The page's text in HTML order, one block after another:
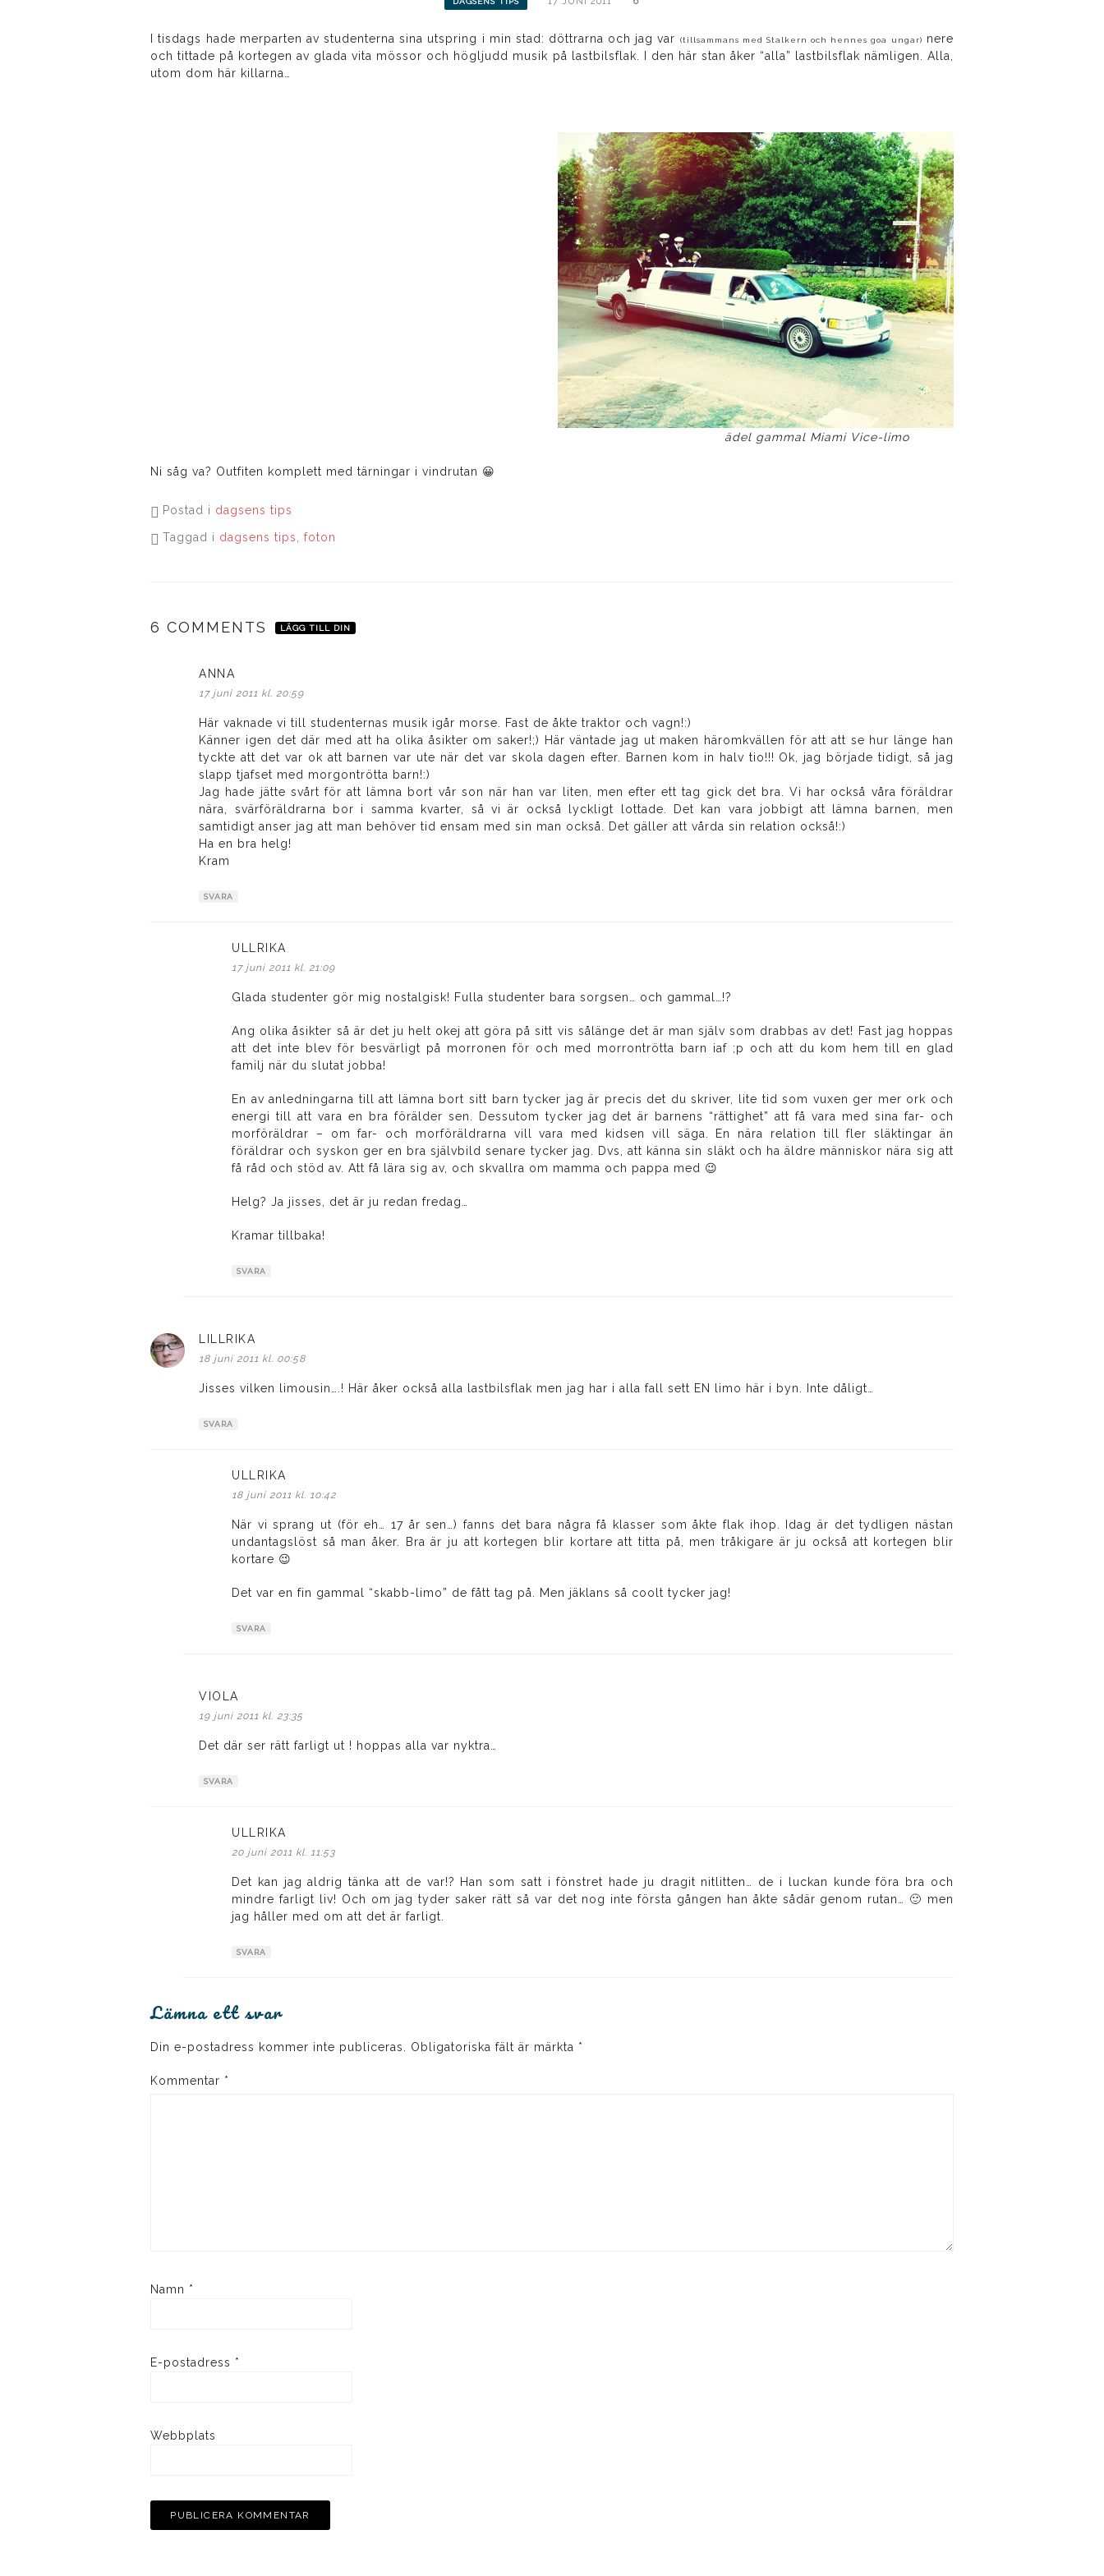
I tisdags hade merparten av studenterna sina utspring i min stad: döttrarna och jag var (tillsammans med Stalkern och hennes goa ungar)
nere
och tittade på kortegen av glada vita mössor och högljudd musik på lastbilsflak. I den här stan åker “alla” lastbilsflak nämligen. Alla,
utom dom här killarna…
ädel gammal Miami Vice-limo
Ni såg va? Outfiten komplett med tärningar i vindrutan 😀
Postad i dagsens tips
Taggad i dagsens tips ,foton
6 COMMENTS LÄGG TILL DIN
ANNA
17 juni 2011 kl. 20:59
Här vaknade vi till studenternas musik igår morse. Fast de åkte traktor och vagn!:)
Känner igen det där med att ha olika åsikter om saker!;) Här väntade jag ut maken häromkvällen för att att se hur länge han
tyckte att det var ok att barnen var ute när det var skola dagen efter. Barnen kom in halv tio!!! Ok, jag började tidigt, så jag
slapp tjafset med morgontrötta barn!:)
Jag hade jätte svårt för att lämna bort vår son när han var liten, men efter ett tag gick det bra. Vi har också våra föräldrar
nära, svärföräldrarna bor i samma kvarter, så vi är också lyckligt lottade. Det kan vara jobbigt att lämna barnen, men
samtidigt anser jag att man behöver tid ensam med sin man också. Det gäller att vårda sin relation också!:)
Ha en bra helg!
Kram
SVARA
ULLRIKA
17 juni 2011 kl. 21:09
Glada studenter gör mig nostalgisk! Fulla studenter bara sorgsen… och gammal…!?
Ang olika åsikter så är det ju helt okej att göra på sitt vis sålänge det är man själv som drabbas av det! Fast jag hoppas
att det inte blev för besvärligt på morronen för och med morrontrötta barn iaf ;p och att du kom hem till en glad
familj när du slutat jobba!
En av anledningarna till att lämna bort sitt barn tycker jag är precis det du skriver, lite tid som vuxen ger mer ork och
energi till att vara en bra förälder sen. Dessutom tycker jag det är barnens “rättighet” att få vara med sina far- och
morföräldrar – om far- och morföräldrarna vill vara med kidsen vill säga. En nära relation till fler släktingar än
föräldrar och syskon ger en bra självbild senare tycker jag. Dvs, att känna sin släkt och ha äldre människor nära sig att
få råd och stöd av. Att få lära sig av, och skvallra om mamma och pappa med 😉
Helg? Ja jisses, det är ju redan fredag…
Kramar tillbaka!
SVARA
LILLRIKA
18 juni 2011 kl. 00:58
Jisses vilken limousin….! Här åker också alla lastbilsflak men jag har i alla fall sett EN limo här i byn. Inte dåligt…
SVARA
ULLRIKA
18 juni 2011 kl. 10:42
När vi sprang ut (för eh… 17 år sen…) fanns det bara några få klasser som åkte flak ihop. Idag är det tydligen nästan
undantagslöst så man åker. Bra är ju att kortegen blir kortare att titta på, men tråkigare är ju också att kortegen blir
kortare 😉
Det var en fin gammal “skabb-limo” de fått tag på. Men jäklans så coolt tycker jag!
SVARA
VIOLA
19 juni 2011 kl. 23:35
Det där ser rätt farligt ut ! hoppas alla var nyktra…
SVARA
ULLRIKA
20 juni 2011 kl. 11:53
Det kan jag aldrig tänka att de var!? Han som satt i fönstret hade ju dragit nitlitten… de i luckan kunde föra bra och
mindre farligt liv! Och om jag tyder saker rätt så var det nog inte första gången han åkte sådär genom rutan… 🙂 men
jag håller med om att det är farligt.
SVARA
Lämna ett svar
Din e-postadress kommer inte publiceras. Obligatoriska fält är märkta *
Kommentar *
Namn *
E-postadress *
Webbplats